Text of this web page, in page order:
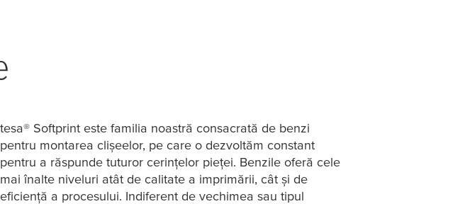
tesa® Softprint este familia noastră consacrată de benzi
pentru montarea clișeelor, pe care o dezvoltăm constant
pentru a răspunde tuturor cerințelor pieței. Benzile oferă cele
mai înalte niveluri atât de calitate a imprimării, cât și de
eficiență a procesului. Indiferent de vechimea sau tipul